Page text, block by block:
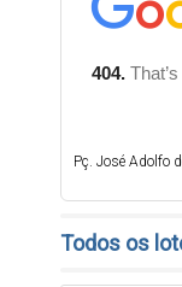
Pç. José Adolfo
Todos os